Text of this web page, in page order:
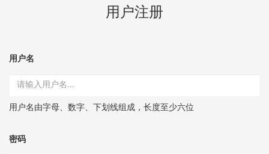
用户注册
用户名
用户名由字母、数字、下划线组成，长度至少六位
密码